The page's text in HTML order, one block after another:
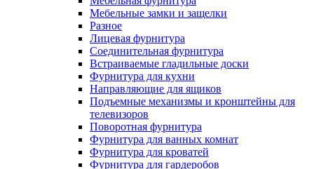
Мебельные замки и защелки
Разное
Лицевая фурнитура
Соединительная фурнитура
Встраиваемые гладильные доски
Фурнитура для кухни
Направляющие для ящиков
Подъемные механизмы и кронштейны для
телевизоров
Поворотная фурнитура
Фурнитура для ванных комнат
Фурнитура для кроватей
Фурнитура для гардеробов